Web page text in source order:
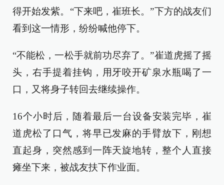
得开始发紫。“下来吧，崔班长。”下方的战友们
看到这一情形，纷纷喊他停下。
“不能松，一松手就前功尽弃了。”崔道虎摇了摇
头，右手提着挂钩，用牙咬开矿泉水瓶喝了一
口，又将身子转回去继续操作。
16个小时后，随着最后一台设备安装完毕，崔
道虎松了口气，将早已发麻的手臂放下，刚想
直起身，突然感到一阵天旋地转，整个人直接
瘫坐下来，被战友扶下作业面。